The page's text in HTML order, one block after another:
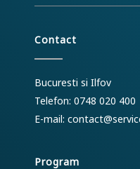
Contact
Bucuresti si Ilfov
Telefon: 0748 020 400
E-mail:
Program